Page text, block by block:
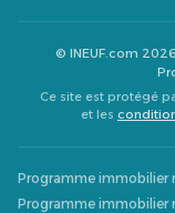
© INEUF.com
Ce site est protégé
et les
Programme immobilier
Programme immobilier